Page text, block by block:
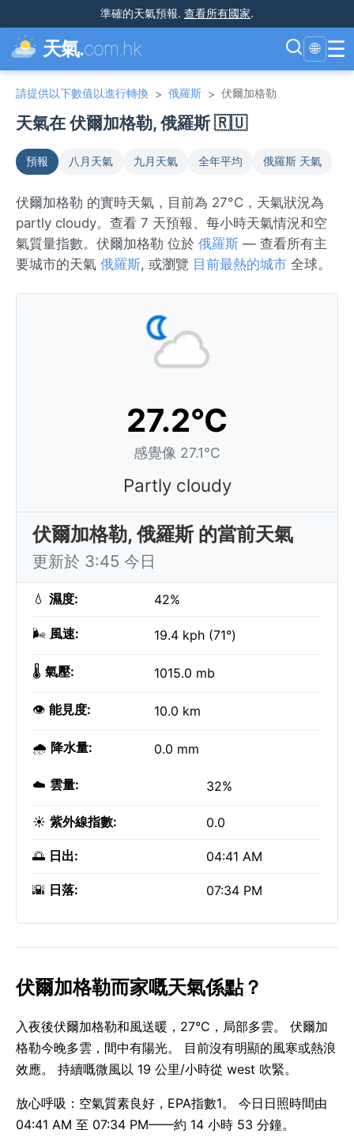
準確的天氣預報. 查看所有國家.
天氣.com.hk 🌐 ☰
請提供以下數值以進行轉換 > 俄羅斯 > 伏爾加格勒
天氣在 伏爾加格勒, 俄羅斯 🇷🇺
預報 八月天氣 九月天氣 全年平均 俄羅斯 天氣
伏爾加格勒 的實時天氣，目前為 27°C，天氣狀況為
partly cloudy。查看 7 天預報、每小時天氣情況和空
氣質量指數。伏爾加格勒 位於 俄羅斯 — 查看所有主
要城市的天氣 俄羅斯, 或瀏覽 目前最熱的城市 全球。
27.2°C
感覺像 27.1°C
Partly cloudy
伏爾加格勒, 俄羅斯 的當前天氣
更新於 3:45 今日
💧 濕度: 42%
🌬️ 風速: 19.4 kph (71°)
🌡️ 氣壓: 1015.0 mb
👁️ 能見度: 10.0 km
🌧️ 降水量: 0.0 mm
☁️ 雲量: 32%
☀️ 紫外線指數: 0.0
🌅 日出: 04:41 AM
🌇 日落: 07:34 PM
伏爾加格勒而家嘅天氣係點？
入夜後伏爾加格勒和風送暖，27°C，局部多雲。 伏爾加
格勒今晚多雲，間中有陽光。 目前沒有明顯的風寒或熱浪
效應。 持續嘅微風以 19 公里/小時從 west 吹緊。
放心呼吸：空氣質素良好，EPA指數1。 今日日照時間由
04:41 AM 至 07:34 PM——約 14 小時 53 分鐘。